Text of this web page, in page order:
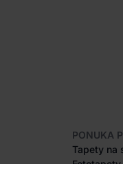
PONUKA
Tapety na
Fototapety